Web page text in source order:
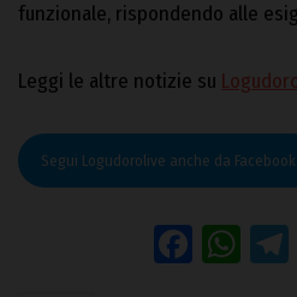
funzionale, rispondendo alle
Leggi le altre notizie su
Segui Logudorolive anche da Facebook